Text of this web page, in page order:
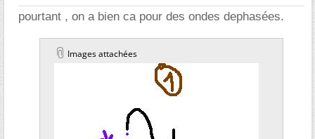
pourtant , on a bien ca pour des ondes dephasées.
Images attachées